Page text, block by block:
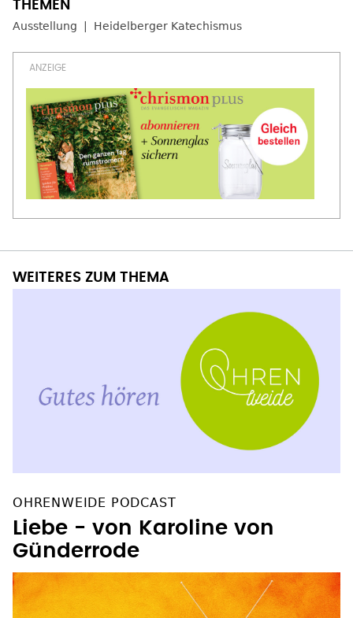
Ausstellung Heidelberger Katechismus
WEITERES ZUM THEMA
OHRENWEIDE PODCAST
Liebe - von Karoline von
Günderrode